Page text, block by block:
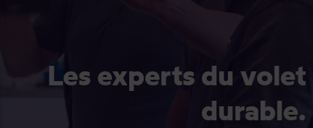
Les experts du volet
durable.